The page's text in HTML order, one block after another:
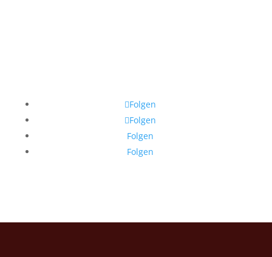
Folgen
Folgen
Folgen
Folgen